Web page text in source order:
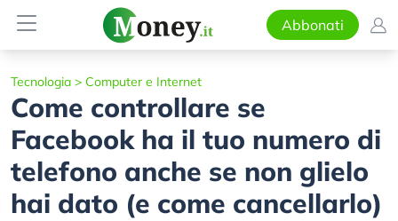
Abbonati
Tecnologia > Computer e Internet
Come controllare se
Facebook ha il tuo numero di
telefono anche se non glielo
hai dato (e come cancellarlo)